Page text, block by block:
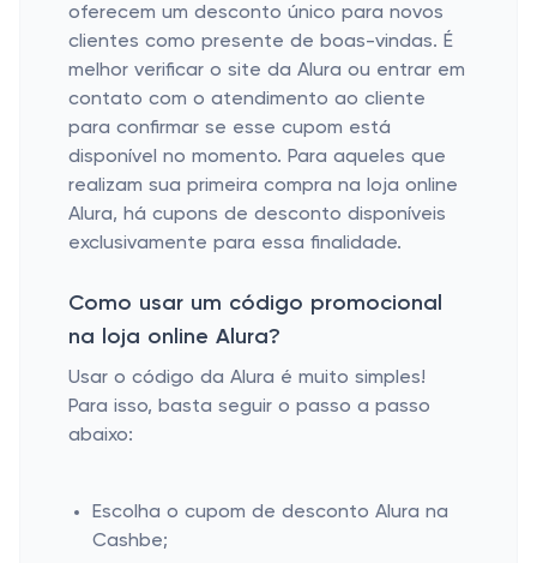
oferecem um desconto único para novos
clientes como presente de boas-vindas. É
melhor verificar o site da Alura ou entrar em
contato com o atendimento ao cliente
para confirmar se esse cupom está
disponível no momento. Para aqueles que
realizam sua primeira compra na loja online
Alura, há cupons de desconto disponíveis
exclusivamente para essa finalidade.
Como usar um código promocional
na loja online Alura?
Usar o código da Alura é muito simples!
Para isso, basta seguir o passo a passo
abaixo:
Escolha o cupom de desconto Alura na
Cashbe;